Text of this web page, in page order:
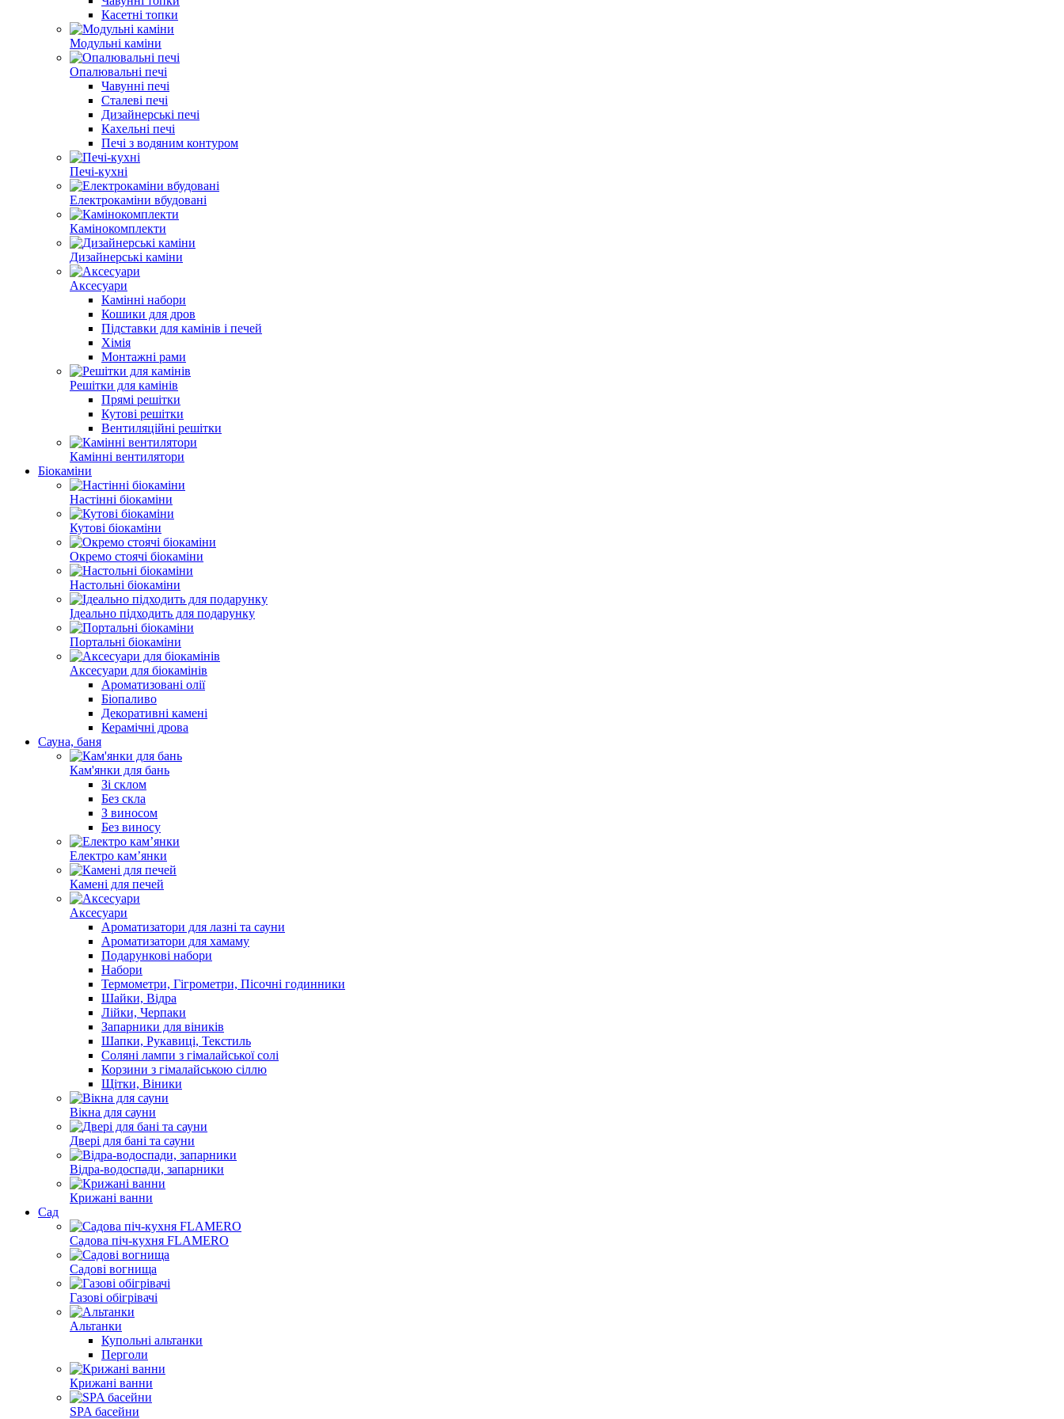
Касетні топки
Модульні каміни
Опалювальні печі
Чавунні печі
Сталеві печі
Дизайнерські печі
Кахельні печі
Печі з водяним контуром
Печі-кухні
Електрокаміни вбудовані
Камінокомплекти
Дизайнерські каміни
Аксесуари
Камінні набори
Кошики для дров
Підставки для камінів і печей
Хімія
Монтажні рами
Решітки для камінів
Прямі решітки
Кутові решітки
Вентиляційні решітки
Камінні вентилятори
Біокаміни
Настінні біокаміни
Кутові біокаміни
Окремо стоячі біокаміни
Настольні біокаміни
Ідеально підходить для подарунку
Портальні біокаміни
Аксесуари для біокамінів
Ароматизовані олії
Біопаливо
Декоративні камені
Керамічні дрова
Сауна, баня
Кам'янки для бань
Зі склом
Без скла
З виносом
Без виносу
Електро камʼянки
Камені для печей
Аксесуари
Ароматизатори для лазні та сауни
Ароматизатори для хамаму
Подарункові набори
Набори
Термометри, Гігрометри, Пісочні годинники
Шайки, Відра
Лійки, Черпаки
Запарники для віників
Шапки, Рукавиці, Текстиль
Соляні лампи з гімалайської солі
Корзини з гімалайською сіллю
Щітки, Віники
Вікна для сауни
Двері для бані та сауни
Відра-водоспади, запарники
Крижані ванни
Сад
Садова піч-кухня FLAMERO
Садові вогнища
Газові обігрівачі
Альтанки
Купольні альтанки
Перголи
Крижані ванни
SPA басейни